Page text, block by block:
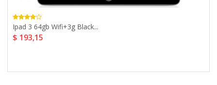
Ipad 3 64gb Wifi+3g Black...
$ 193,15